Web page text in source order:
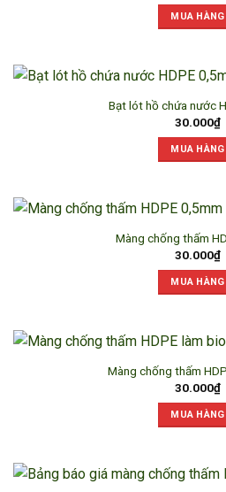
MUA HÀNG
Bạt lót hồ chứa nước
30.000₫
MUA HÀNG
Màng chống thấm
30.000₫
MUA HÀNG
Màng chống thấm
30.000₫
MUA HÀNG